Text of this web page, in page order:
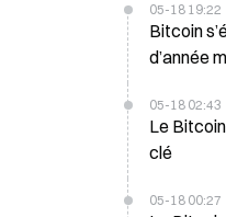
05-18 19:22
Bitcoin
d’année
05-18 02:43
Le
clé
05-18 00:27